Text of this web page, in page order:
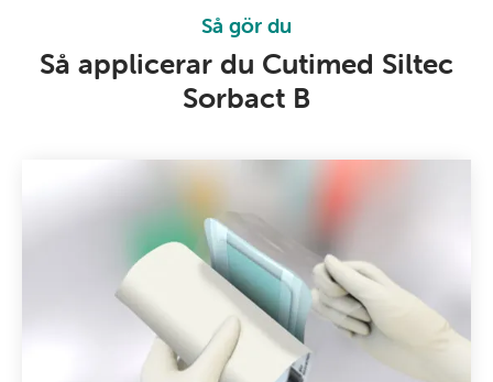
Så gör du
Så applicerar du Cutimed Siltec
Sorbact B